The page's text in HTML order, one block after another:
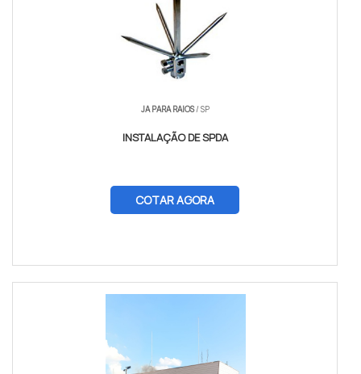
JA PARA RAIOS/ SP
INSTALAÇÃO DE SPDA
COTAR AGORA